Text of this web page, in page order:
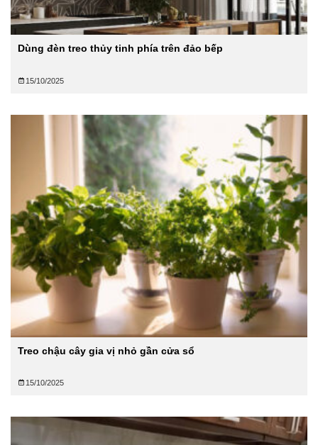
Dùng đèn treo thủy tinh phía trên đảo bếp
15/10/2025
Treo chậu cây gia vị nhỏ gần cửa sổ
15/10/2025